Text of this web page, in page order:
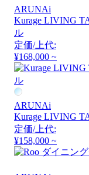
ARUNAi
Kurage LIVING
ル
定価/上代:
¥168,000 ~
ARUNAi
Kurage LIVING
定価/上代:
¥158,000 ~